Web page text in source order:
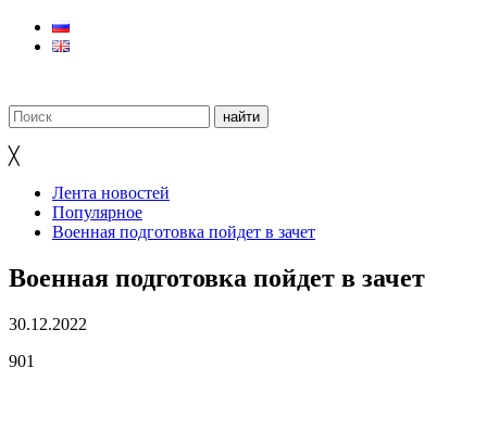
╳
Лента новостей
Популярное
Военная подготовка пойдет в зачет
Военная подготовка пойдет в зачет
30.12.2022
901